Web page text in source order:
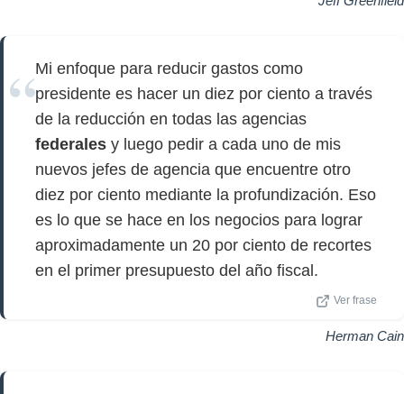
Mi enfoque para reducir gastos como
presidente es hacer un diez por ciento a través
de la reducción en todas las agencias
federales y luego pedir a cada uno de mis
nuevos jefes de agencia que encuentre otro
diez por ciento mediante la profundización. Eso
es lo que se hace en los negocios para lograr
aproximadamente un 20 por ciento de recortes
en el primer presupuesto del año fiscal.
Ver frase
Herman Cain